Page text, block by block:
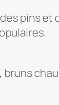
pins et